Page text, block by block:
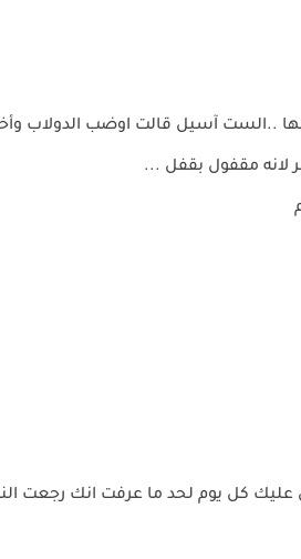
..الست آسيل قالت اوضب
مقفول بقفل ...
كل يوم لحد ما عرفت انك رجعت